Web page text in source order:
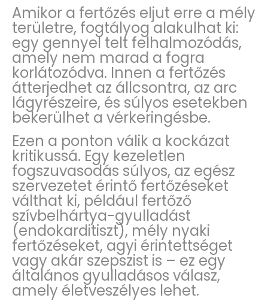
Amikor a fertőzés eljut erre a mély
területre, fogtályog alakulhat ki:
egy gennyel telt felhalmozódás,
amely nem marad a fogra
korlátozódva. Innen a fertőzés
átterjedhet az állcsontra, az arc
lágyrészeire, és súlyos esetekben
bekerülhet a vérkeringésbe.
Ezen a ponton válik a kockázat
kritikussá. Egy kezeletlen
fogszuvasodás súlyos, az egész
szervezetet érintő fertőzéseket
válthat ki, például fertőző
szívbelhártya-gyulladást
(endokarditiszt), mély nyaki
fertőzéseket, agyi érintettséget
vagy akár szepszist is – ez egy
általános gyulladásos válasz,
amely életveszélyes lehet.